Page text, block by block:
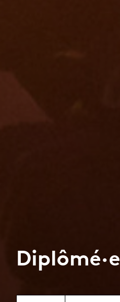
Diplômé·e